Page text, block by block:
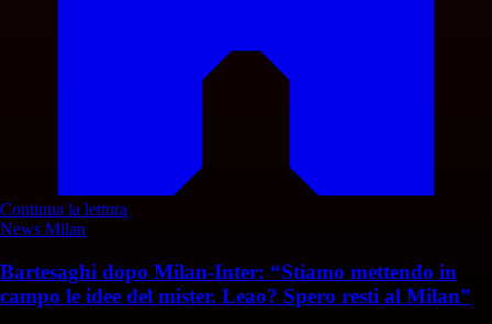
Continua la lettura
News Milan
Bartesaghi dopo Milan-Inter: “Stiamo mettendo in
campo le idee del mister. Leao? Spero resti al Milan”